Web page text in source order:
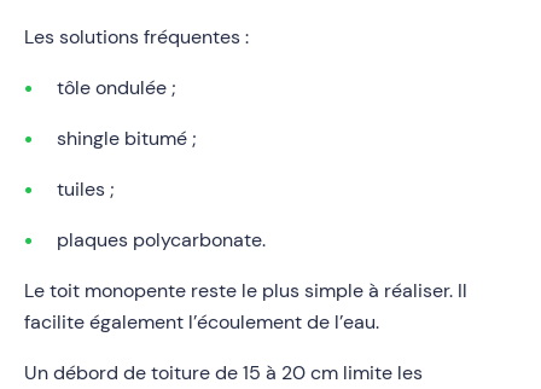
Les solutions fréquentes :
tôle ondulée ;
shingle bitumé ;
tuiles ;
plaques polycarbonate.
Le toit monopente reste le plus simple à réaliser. Il
facilite également l’écoulement de l’eau.
Un débord de toiture de 15 à 20 cm limite les